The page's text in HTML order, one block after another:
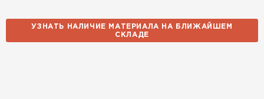
УЗНАТЬ НАЛИЧИЕ МАТЕРИАЛА НА БЛИЖАЙШЕМ
СКЛАДЕ